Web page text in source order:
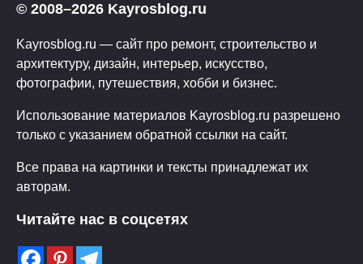
© 2008–2026 Kayrosblog.ru
Kayrosblog.ru — сайт про ремонт, строительство и
архитектуру, дизайн, интерьер, искусство,
фотографии, путешествия, хобби и бизнес.
Использование материалов Kayrosblog.ru разрешено
только с указанием обратной ссылки на сайт.
Все права на картинки и тексты принадлежат их
авторам.
Читайте нас в соцсетях